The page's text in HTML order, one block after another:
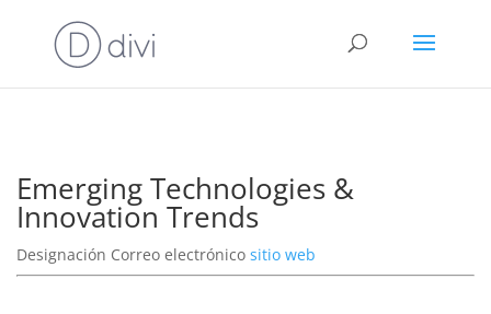
Emerging Technologies &
Innovation Trends
Designación Correo electrónico sitio web